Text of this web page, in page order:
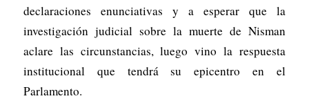
declaraciones enunciativas y a esperar que la
investigación judicial sobre la muerte de Nisman
aclare las circunstancias, luego vino la respuesta
institucional que tendrá su epicentro en el
Parlamento.